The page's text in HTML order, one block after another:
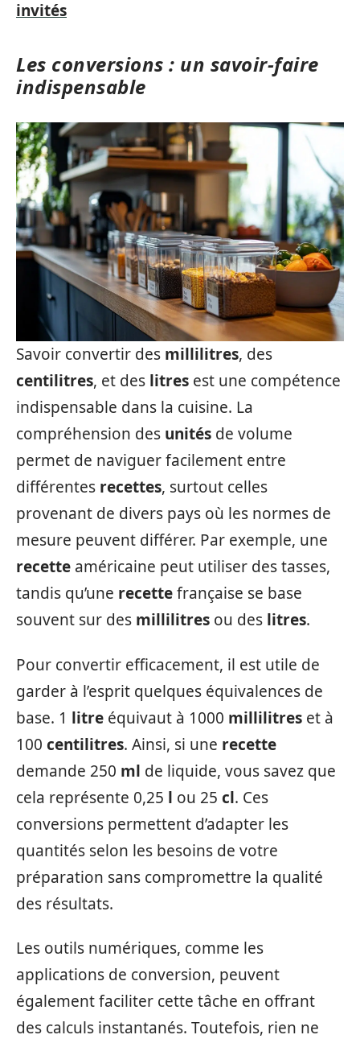
invités
Les conversions : un savoir-faire
indispensable
Savoir convertir des millilitres, des
centilitres, et des litres est une compétence
indispensable dans la cuisine. La
compréhension des unités de volume
permet de naviguer facilement entre
différentes recettes, surtout celles
provenant de divers pays où les normes de
mesure peuvent différer. Par exemple, une
recette américaine peut utiliser des tasses,
tandis qu’une recettefrançaise se base
souvent sur des millilitres ou des litres.
Pour convertir efficacement, il est utile de
garder à l’esprit quelques équivalences de
base. 1 litre équivaut à 1000 millilitres et à
100 centilitres. Ainsi, si une recette
demande 250 ml de liquide, vous savez que
cela représente 0,25 l ou 25 cl. Ces
conversions permettent d’adapter les
quantités selon les besoins de votre
préparation sans compromettre la qualité
des résultats.
Les outils numériques, comme les
applications de conversion, peuvent
également faciliter cette tâche en offrant
des calculs instantanés. Toutefois, rien ne